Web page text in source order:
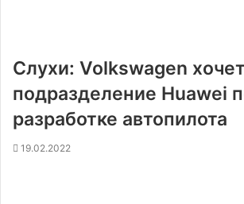
Слухи: Volkswagen
подразделение Huawei
разработке автопилота
19.02.2022